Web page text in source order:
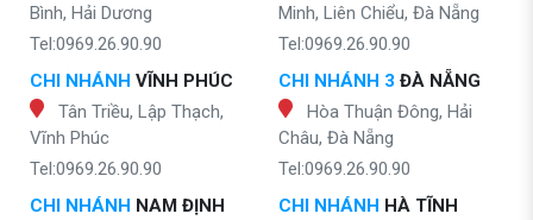
Bình, Hải Dương
Tel:0969.26.90.90
CHI NHÁNH VĨNH PHÚC
Tân Triều, Lập Thạch,
Vĩnh Phúc
Tel:0969.26.90.90
CHI NHÁNH NAM ĐỊNH
Minh, Liên Chiểu, Đà Nẵng
Tel:0969.26.90.90
CHI NHÁNH 3 ĐÀ NẴNG
Hòa Thuận Đông, Hải
Châu, Đà Nẵng
Tel:0969.26.90.90
CHI NHÁNH HÀ TĨNH